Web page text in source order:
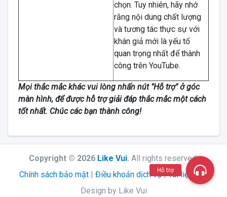
chọn. Tuy nhiên, hãy nhớ
rằng nội dung chất lượng
và tương tác thực sự với
khán giả mới là yếu tố
quan trọng nhất để thành
công trên YouTube.
Mọi thắc mắc khác vui lòng nhấn nút "Hỗ trợ" ở góc
màn hình, để được hỗ trợ giải đáp thắc mắc một cách
tốt nhất. Chúc các bạn thành công!
Copyright © 2026 Like Vui. All rights reserved.
Chính sách bảo mật
Điều khoản dịch vụ|Tài liệu API
Design by Like Vui
Hỗ trợ